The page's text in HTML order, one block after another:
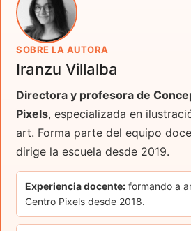
SOBRE LA AUTORA
Iranzu Villalba
Directora y profesora de
Pixels, especializada en
art. Forma parte del equipo
dirige la escuela desde 2019.
Experiencia docente: formando a
Centro Pixels desde 2018.